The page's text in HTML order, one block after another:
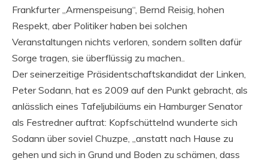
Frankfurter „Armenspeisung“, Bernd Reisig, hohen
Respekt, aber Politiker haben bei solchen
Veranstaltungen nichts verloren, sondern sollten dafür
Sorge tragen, sie überflüssig zu machen..
Der seinerzeitige Präsidentschaftskandidat der Linken,
Peter Sodann, hat es 2009 auf den Punkt gebracht, als
anlässlich eines Tafeljubiläums ein Hamburger Senator
als Festredner auftrat: Kopfschüttelnd wunderte sich
Sodann über soviel Chuzpe, „anstatt nach Hause zu
gehen und sich in Grund und Boden zu schämen, dass